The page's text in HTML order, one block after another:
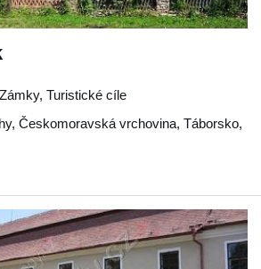
Turistické cíle
, Českomoravská vrchovina, Táborsko,